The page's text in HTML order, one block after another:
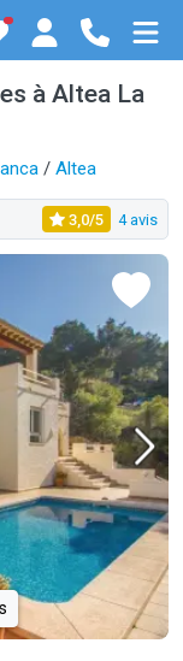
à Altea La
/ Altea
3,0/5 4 avis